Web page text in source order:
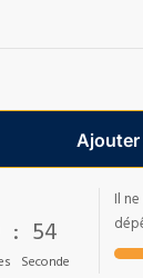
Ajouter
: 53
Seconde
Il